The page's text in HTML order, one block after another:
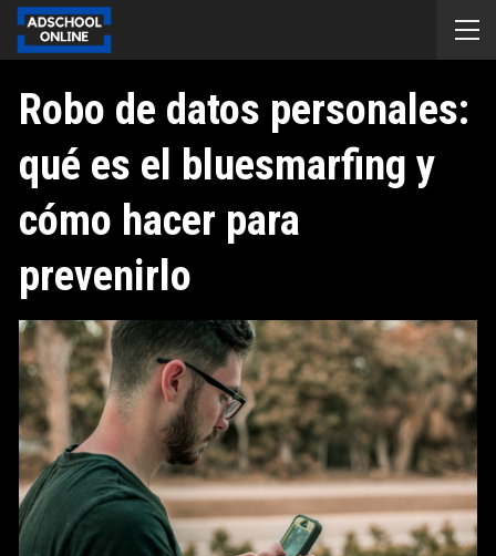
Robo de datos personales:
qué es el bluesmarfing y
cómo hacer para
prevenirlo